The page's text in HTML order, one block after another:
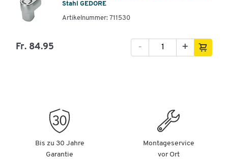
Stahl GEDORE
Artikelnummer: 711530
Fr. 84.95 +
-
Bis zu 30 Jahre
Garantie
Montageservice
vor Ort